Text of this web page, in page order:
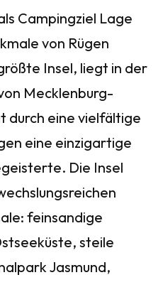
Campingziel Lage
von Rügen
Insel, liegt in der
Mecklenburg-
durch eine vielfältige
eine einzigartige
Die Insel
feinsandige
steile
Jasmund,